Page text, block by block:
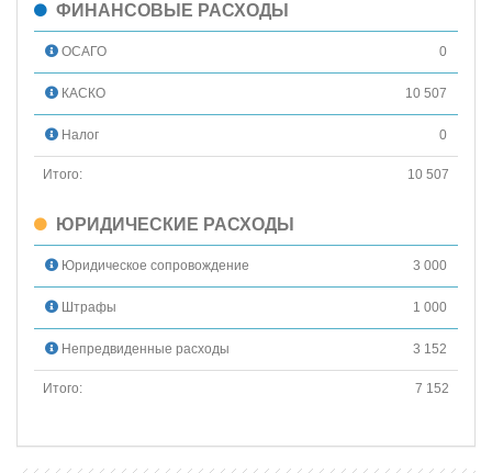
ФИНАНСОВЫЕ РАСХОДЫ
ОСАГО 0
КАСКО 10 507
Налог 0
Итого: 10 507
ЮРИДИЧЕСКИЕ РАСХОДЫ
Юридическое сопровождение 3 000
Штрафы 1 000
Непредвиденные расходы 3 152
Итого: 7 152